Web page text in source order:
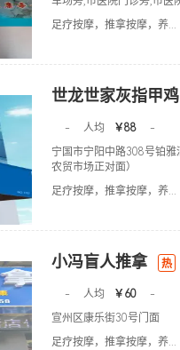
足疗按摩，推拿按摩，养...
世龙世家灰指甲
- 人均 ￥88
-
宁国市宁阳中路308号铂
农贸市场正对面）
足疗按摩，推拿按摩，养...
小冯盲人推拿 热
- 人均 ￥60
-
宣州区康乐街30号门面
足疗按摩，推拿按摩，养...